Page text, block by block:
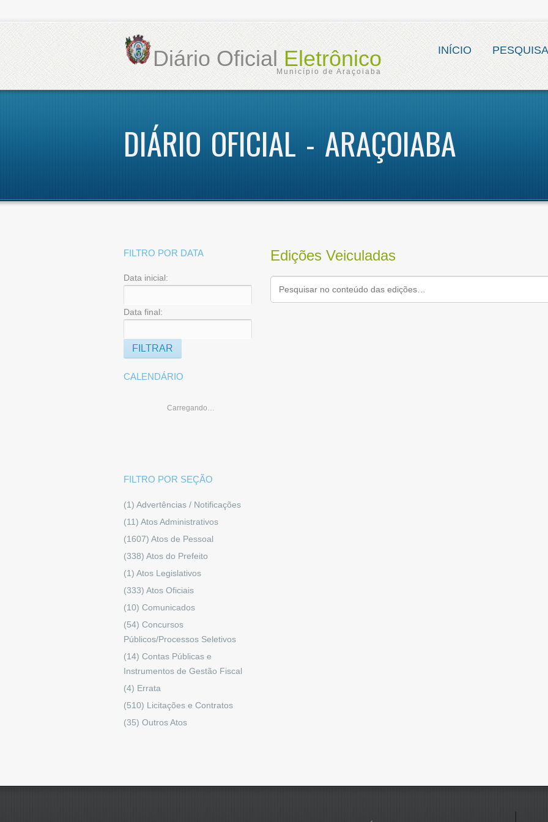
Diário OficialEletrônico
Município de Araçoiaba
INÍCIO
DIÁRIO OFICIAL - ARAÇOIABA
FILTRO POR DATA
Data inicial:
Data final:
CALENDÁRIO
Carregando…
FILTRO POR SEÇÃO
(1) Advertências / Notificações
(11) Atos Administrativos
(1607) Atos de Pessoal
(338) Atos do Prefeito
(1) Atos Legislativos
(333) Atos Oficiais
(10) Comunicados
(54) Concursos
Públicos/Processos Seletivos
(14) Contas Públicas e
Instrumentos de Gestão Fiscal
(4) Errata
(510) Licitações e Contratos
(35) Outros Atos
Edições Veiculadas